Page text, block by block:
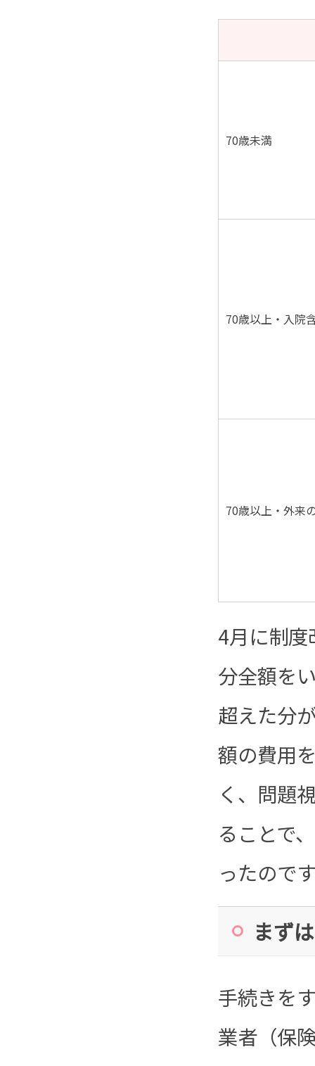
70歳未満
70歳以上・入院
70歳以上・外来
4月に制
分全額を
超えた分
額の費用
く、問題
ることで
ったので
まず
手続きを
業者（保